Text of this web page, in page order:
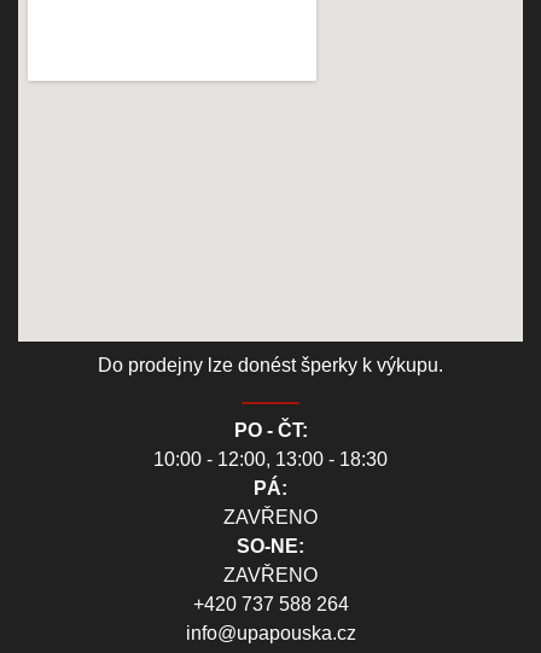
Do prodejny lze donést šperky k výkupu.
PO - ČT:
10:00 - 12:00, 13:00 - 18:30
PÁ:
ZAVŘENO
SO-NE:
ZAVŘENO
+420 737 588 264
info@upapouska.cz